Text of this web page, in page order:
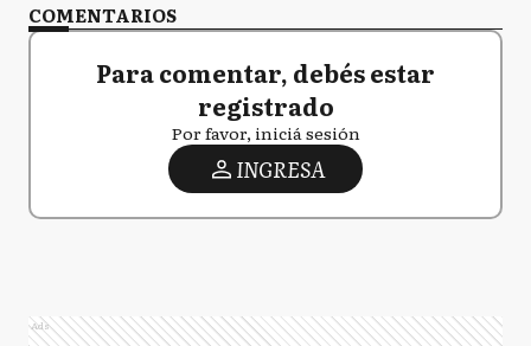
COMENTARIOS
Para comentar, debés estar
registrado
Por favor, iniciá sesión
INGRESA
Ads